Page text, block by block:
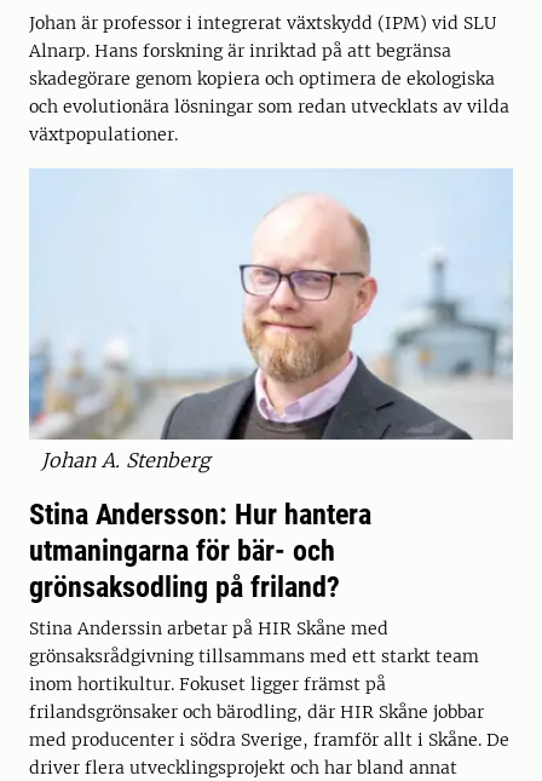
Johan är professor i integrerat växtskydd (IPM) vid SLU
Alnarp. Hans forskning är inriktad på att begränsa
skadegörare genom kopiera och optimera de ekologiska
och evolutionära lösningar som redan utvecklats av vilda
växtpopulationer.
Johan A. Stenberg
Stina Andersson: Hur hantera
utmaningarna för bär- och
grönsaksodling på friland?
Stina Anderssin arbetar på HIR Skåne med
grönsaksrådgivning tillsammans med ett starkt team
inom hortikultur. Fokuset ligger främst på
frilandsgrönsaker och bärodling, där HIR Skåne jobbar
med producenter i södra Sverige, framför allt i Skåne. De
driver flera utvecklingsprojekt och har bland annat